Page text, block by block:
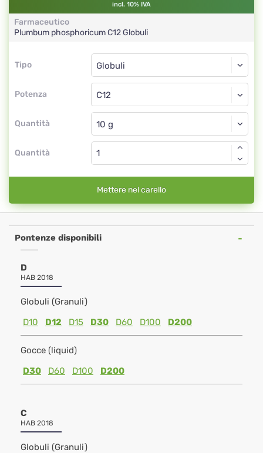
incl. 10% IVA
Farmaceutico
Plumbum phosphoricumC12Globuli
Tipo
Tipo
Potenza
Globuli
C12
Quantità
Globuli
Quantità
Mettere nel carello
Pontenze disponibili
D
HAB 2018
Globuli (Granuli)
D10
D12 D15 D30 D60 D100 D200
Gocce (liquid)
D30
D60 D100 D200
C
HAB 2018
Globuli (Granuli)